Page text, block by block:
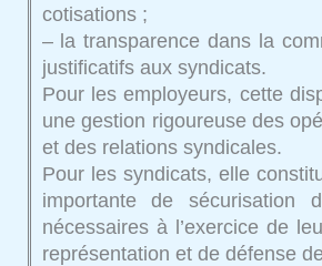
cotisations ;
– la transparence dans la
justificatifs aux syndicats.
Pour les employeurs, cette
une gestion rigoureuse des
et des relations syndicales.
Pour les syndicats, elle
importante de sécurisation
nécessaires à l’exercice de
représentation et de défense